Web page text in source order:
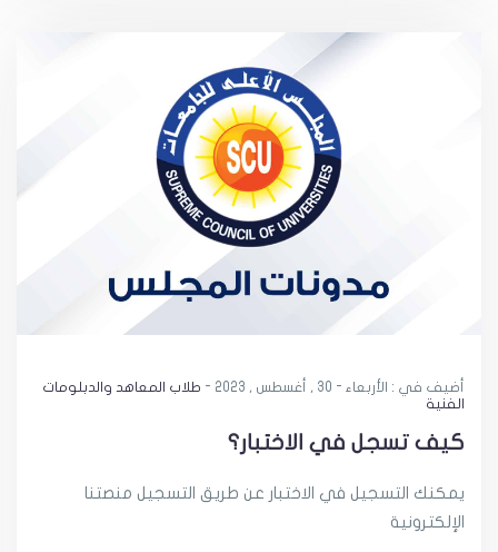
أضيف في : الأربعاء - 30 , أغسطس , 2023 -
طلاب المعاهد والدبلومات
الفنية
كيف تسجل في الاختبار؟
يمكنك التسجيل في الاختبار عن طريق التسجيل منصتنا
الإلكترونية